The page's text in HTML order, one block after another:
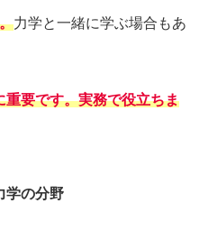
力学と一緒に学ぶ場合もあ
要です。実務で役立ちま
学の分野